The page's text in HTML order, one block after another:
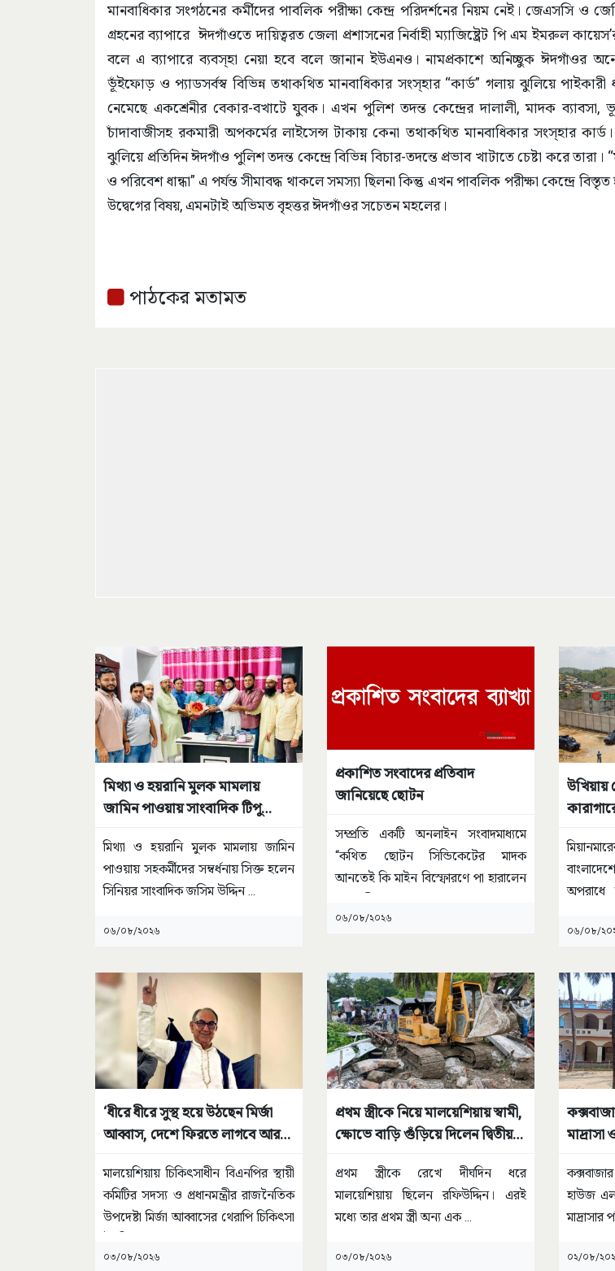
মানবাধিকার সংগঠনের কর্মীদের পাবলিক পরীক্ষা কেন্দ্র পরিদর্শনের নিয়ম নেই। জেএসসি ও
গ্রহনের ব্যাপারে ঈদগাঁওতে দায়িত্বরত জেলা প্রশাসনের নির্বাহী ম্যাজিষ্ট্রেট পি এম ইমরুল
বলে এ ব্যাপারে ব্যবস্হা নেয়া হবে বলে জানান ইউএনও। নামপ্রকাশে অনিচ্ছুক ঈদগাঁওর
ভূঁইফোড় ও প্যাডসর্বস্ব বিভিন্ন তথাকথিত মানবাধিকার সংস্হার “কার্ড” গলায় ঝুলিয়ে পাইকারী
নেমেছে একশ্রেনীর বেকার-বখাটে যুবক। এখন পুলিশ তদন্ত কেন্দ্রের দালালী, মাদক ব্যাবসা,
চাঁদাবাজীসহ রকমারী অপকর্মের লাইসেন্স টাকায় কেনা তথাকথিত মানবাধিকার সংস্হার
ঝুলিয়ে প্রতিদিন ঈদগাঁও পুলিশ তদন্ত কেন্দ্রে বিভিন্ন বিচার-তদন্তে প্রভাব খাটাতে চেষ্টা করে তারা।
ও পরিবেশ ধান্ধা” এ পর্যন্ত সীমাবদ্ধ থাকলে সমস্যা ছিলনা কিন্তু এখন পাবলিক পরীক্ষা কেন্দ্রে বিস্তৃত
উদ্বেগের বিষয়, এমনটাই অভিমত বৃহত্তর ঈদগাঁওর সচেতন মহলের।
পাঠকের মতামত
মিথ্যা ও হয়রানি মুলক মামলায়
জামিন পাওয়ায় সাংবাদিক টিপু
মিথ্যা ও হয়রানি মুলক মামলায় জামিন
পাওয়ায় সহকর্মীদের সম্বর্ধনায় সিক্ত হলেন
সিনিয়র সাংবাদিক জসিম উদ্দিন ...
০৬/০৮/২০২৬
প্রকাশিত সংবাদের প্রতিবাদ
জানিয়েছে ছোটন
সম্প্রতি একটি অনলাইন সংবাদমাধ্যমে
“কথিত ছোটন সিন্ডিকেটের মাদক
আনতেই কি মাইন বিস্ফোরণে পা হারালেন
০৬/০৮/২০২৬
উখিয়ায়
০৬/০৮/
‘ধীরে ধীরে সুস্থ হয়ে উঠছেন মির্জা
আব্বাস, দেশে ফিরতে লাগবে আরও
মালয়েশিয়ায় চিকিৎসাধীন বিএনপির স্থায়ী
কমিটির সদস্য ও প্রধানমন্ত্রীর রাজনৈতিক
উপদেষ্টা মির্জা আব্বাসের থেরাপি চিকিৎসা
০৩/০৮/২০২৬
প্রথম স্ত্রীকে নিয়ে মালয়েশিয়ায় স্বামী,
ক্ষোভে বাড়ি গুঁড়িয়ে দিলেন দ্বিতীয়
প্রথম স্ত্রীকে রেখে দীর্ঘদিন ধরে
মালয়েশিয়ায় ছিলেন রফিউদ্দিন। এরই
মধ্যে তার প্রথম স্ত্রী অন্য এক ...
০৩/০৮/২০২৬
হাউজ
০২/০৮/